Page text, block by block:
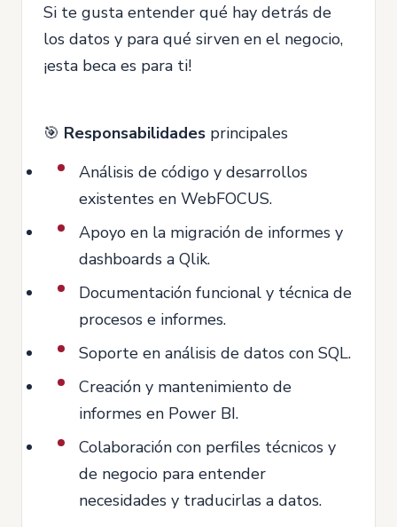
Si te gusta entender qué hay detrás de
los datos y para qué sirven en el negocio,
¡esta beca es para ti!
🎯 Responsabilidades principales
Análisis de código y desarrollos
existentes en WebFOCUS.
Apoyo en la migración de informes y
dashboards a Qlik.
Documentación funcional y técnica de
procesos e informes.
Soporte en análisis de datos con SQL.
Creación y mantenimiento de
informes en Power BI.
Colaboración con perfiles técnicos y
de negocio para entender
necesidades y traducirlas a datos.